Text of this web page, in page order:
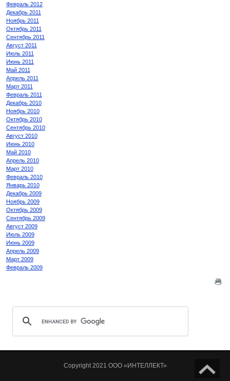
Февраль 2012
Декабрь 2011
Ноябрь 2011
Октябрь 2011
Сентябрь 2011
Август 2011
Июль 2011
Июнь 2011
Май 2011
Апрель 2011
Март 2011
Февраль 2011
Декабрь 2010
Ноябрь 2010
Октябрь 2010
Сентябрь 2010
Август 2010
Июнь 2010
Май 2010
Апрель 2010
Март 2010
Февраль 2010
Январь 2010
Декабрь 2009
Ноябрь 2009
Октябрь 2009
Сентябрь 2009
Август 2009
Июль 2009
Июнь 2009
Апрель 2009
Март 2009
Февраль 2009
Copyright 2021 ООО «ИНТЕЛЛЕКТ»